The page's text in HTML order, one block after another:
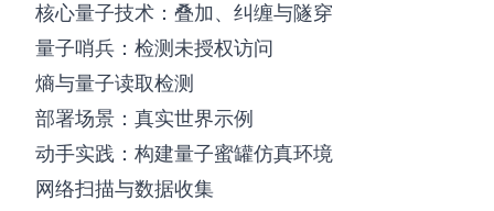
核心量子技术：叠加、纠缠与隧穿
量子哨兵：检测未授权访问
熵与量子读取检测
部署场景：真实世界示例
动手实践：构建量子蜜罐仿真环境
网络扫描与数据收集